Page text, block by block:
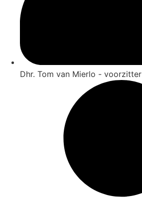
Dhr. Tom van Mierlo - voorzitter